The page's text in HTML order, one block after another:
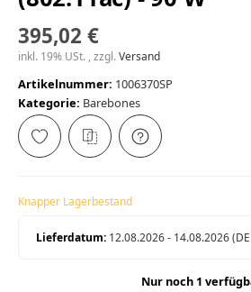
395,02 €
inkl. 19% USt. , zzgl.Versand
Artikelnummer: 1006370SP
Kategorie: Barebones
Knapper Lagerbestand
Lieferdatum: 12.08.2026 - 14.08.2026
Nur noch 1